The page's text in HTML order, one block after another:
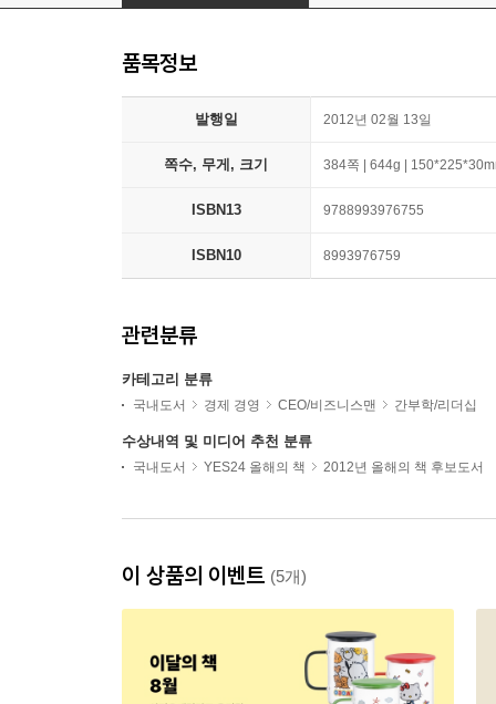
품목정보
발행일 2012년 02월 13일
쪽수, 무게, 크기 384쪽 | 644g |
ISBN13 9788993976755
ISBN10 8993976759
관련분류
카테고리 분류
국내도서 경제 경영 CEO/비즈니스맨 간부학/리더십
수상내역 및 미디어 추천 분류
국내도서 YES24 올해의 책 2012년 올해의 책 후보도서
이 상품의 이벤트 (5개)